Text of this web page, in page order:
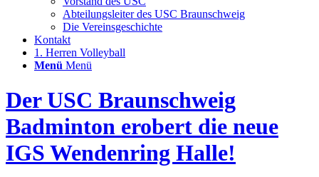
Abteilungsleiter des USC Braunschweig
Die Vereinsgeschichte
Kontakt
1. Herren Volleyball
Menü Menü
Der USC Braunschweig
Badminton erobert die neue
IGS Wendenring Halle!